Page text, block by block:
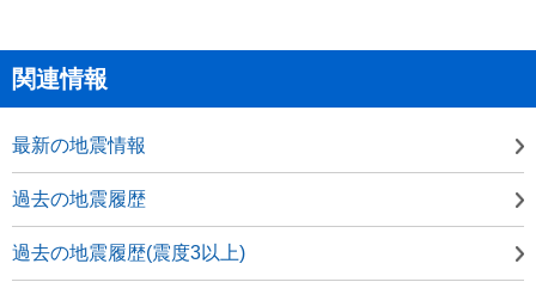
関連情報
最新の地震情報
過去の地震履歴
過去の地震履歴(震度3以上)